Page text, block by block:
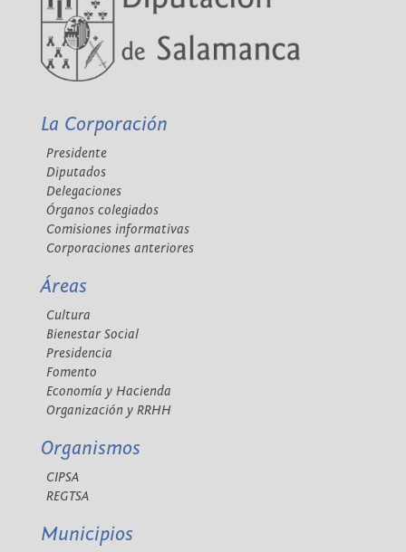
La Corporación
Presidente
Diputados
Delegaciones
Órganos colegiados
Comisiones informativas
Corporaciones anteriores
Áreas
Cultura
Bienestar Social
Presidencia
Fomento
Economía y Hacienda
Organización y RRHH
Organismos
CIPSA
REGTSA
Municipios